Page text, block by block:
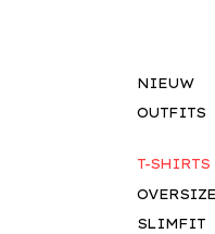
NIEUW
OUTFITS
T-SHIRTS
SLIMFIT